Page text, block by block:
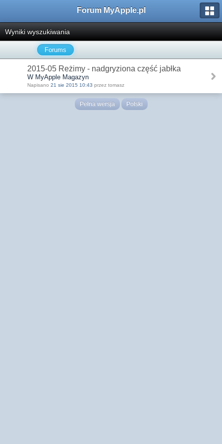
Forum MyApple.pl
Wyniki wyszukiwania
Forums
2015-05 Reżimy - nadgryziona część jabłka
W MyApple Magazyn
Napisano 21 sie 2015 10:43 przez tomasz
Pełna wersja Polski